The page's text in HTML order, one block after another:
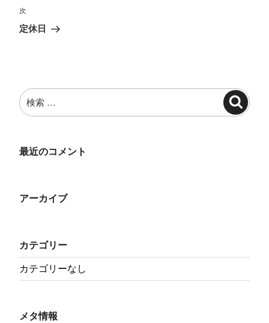
ビ
ゲ
ン
投
稿
次
の
次
定休日
検
索:
検
索
最近のコメント
アーカイブ
カテゴリー
カテゴリーなし
メタ情報